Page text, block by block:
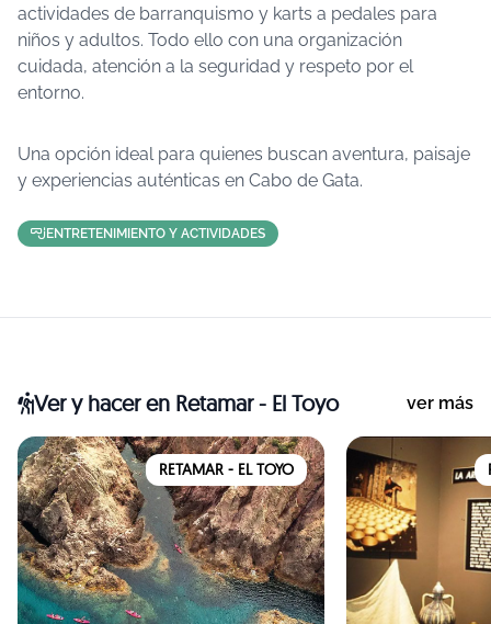
actividades de barranquismo y karts a pedales para
niños y adultos. Todo ello con una organización
cuidada, atención a la seguridad y respeto por el
entorno.
Una opción ideal para quienes buscan aventura, paisaje
y experiencias auténticas en Cabo de Gata.
ENTRETENIMIENTO Y ACTIVIDADES
Ver y haceren Retamar - El Toyo ver más
RETAMAR - EL TOYO